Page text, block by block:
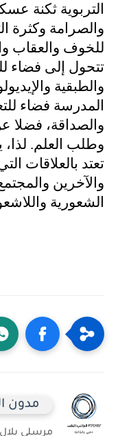
التربوية ثكنة
والصرامة وكثرة
للخوف والعقاب
تتحول إلى فضاء
والطبقية
المدرسة فضاء
والصداقة، فضلا
وطلب العلم.
تعتد بالعلاقات
والآخرين
الشعورية
مدون
مرسلي بلال